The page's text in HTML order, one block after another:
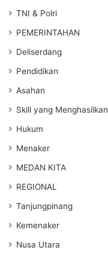
TNI & Polri
PEMERINTAHAN
Deliserdang
Pendidikan
Asahan
Skill yang Menghasilkan
Hukum
Menaker
MEDAN KITA
REGIONAL
Tanjungpinang
Kemenaker
Nusa Utara